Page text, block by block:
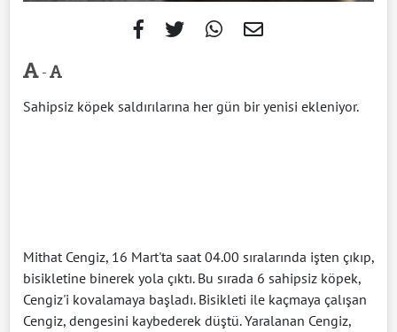
-
Sahipsiz köpek saldırılarına her gün bir yenisi ekleniyor.
Mithat Cengiz, 16 Mart'ta saat 04.00 sıralarında işten çıkıp,
bisikletine binerek yola çıktı. Bu sırada 6 sahipsiz köpek,
Cengiz'i kovalamaya başladı. Bisikleti ile kaçmaya çalışan
Cengiz, dengesini kaybederek düştü. Yaralanan Cengiz,